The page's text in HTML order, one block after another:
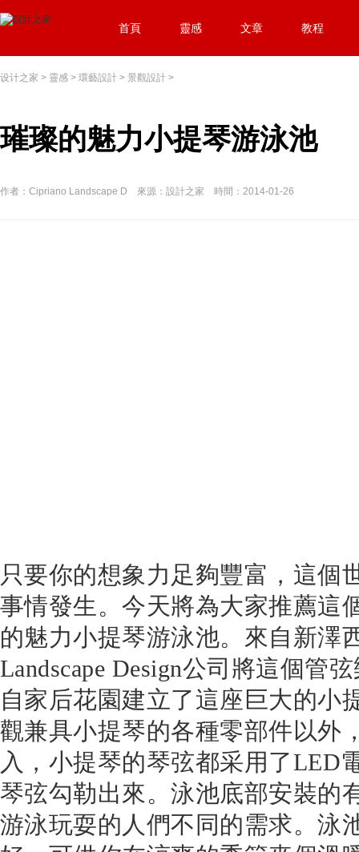
首頁 靈感 文章 教程
设计之家 > 靈感 > 環藝設計 > 景觀設計 >
璀璨的魅力小提琴游泳池
作者：Cipriano Landscape D 來源：設計之家 時間：2014-01-26
只要你的想象力足夠豐富，這個
事情發生。今天將為大家推薦這
的魅力小提琴游泳池。來自新澤
Landscape Design公司將這個管
自家后花園建立了這座巨大的小
觀兼具小提琴的各種零部件以外
入，小提琴的琴弦都采用了LED
琴弦勾勒出來。泳池底部安裝的
游泳玩耍的人們不同的需求。泳